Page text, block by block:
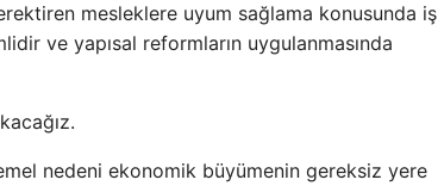
mesleklere uyum sağlama konusunda iş
ve yapısal reformların uygulanmasında
nedeni ekonomik büyümenin gereksiz yere